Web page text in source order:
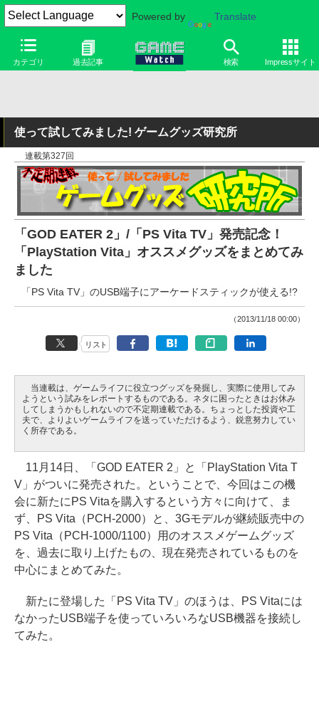
Powered by Translate
カテゴリ 過去記事 検索 Impressサイト
使って試してみました! ゲームグッズ研究所
連載第327回
「GOD EATER 2」/「PS Vita TV」発売記念！
「PlayStation Vita」オススメグッズをまとめてみ
ました
「PS Vita TV」のUSB端子にアーケードスティックが使える!?
（2013/11/18 00:00）
リスト
当連載は、ゲームライフに役立つグッズを発掘し、実際に使用してみ
ようという試みをレポートするものである。ネタに困ったときはお休み
してしまうかもしれないので不定期連載である。ちょっとした投資や工
夫で、よりよいゲームライフを送っていただけるよう、鋭意努力してい
く所存である。
11月14日、「GOD EATER 2」と「PlayStation Vita T
V」がついに発売された。ということで、今回はこの機
会に新たにPS Vitaを購入するという方々に向けて、ま
ず、PS Vita（PCH-2000）と、3Gモデルが継続販売中の
PS Vita（PCH-1000/1100）用のオススメゲームグッズ
を、過去に取り上げたもの、現在発売されているものを
中心にまとめてみた。
新たに登場した「PS Vita TV」のほうは、PS Vitaには
なかったUSB端子を使っていろいろなUSB機器を接続し
てみた。